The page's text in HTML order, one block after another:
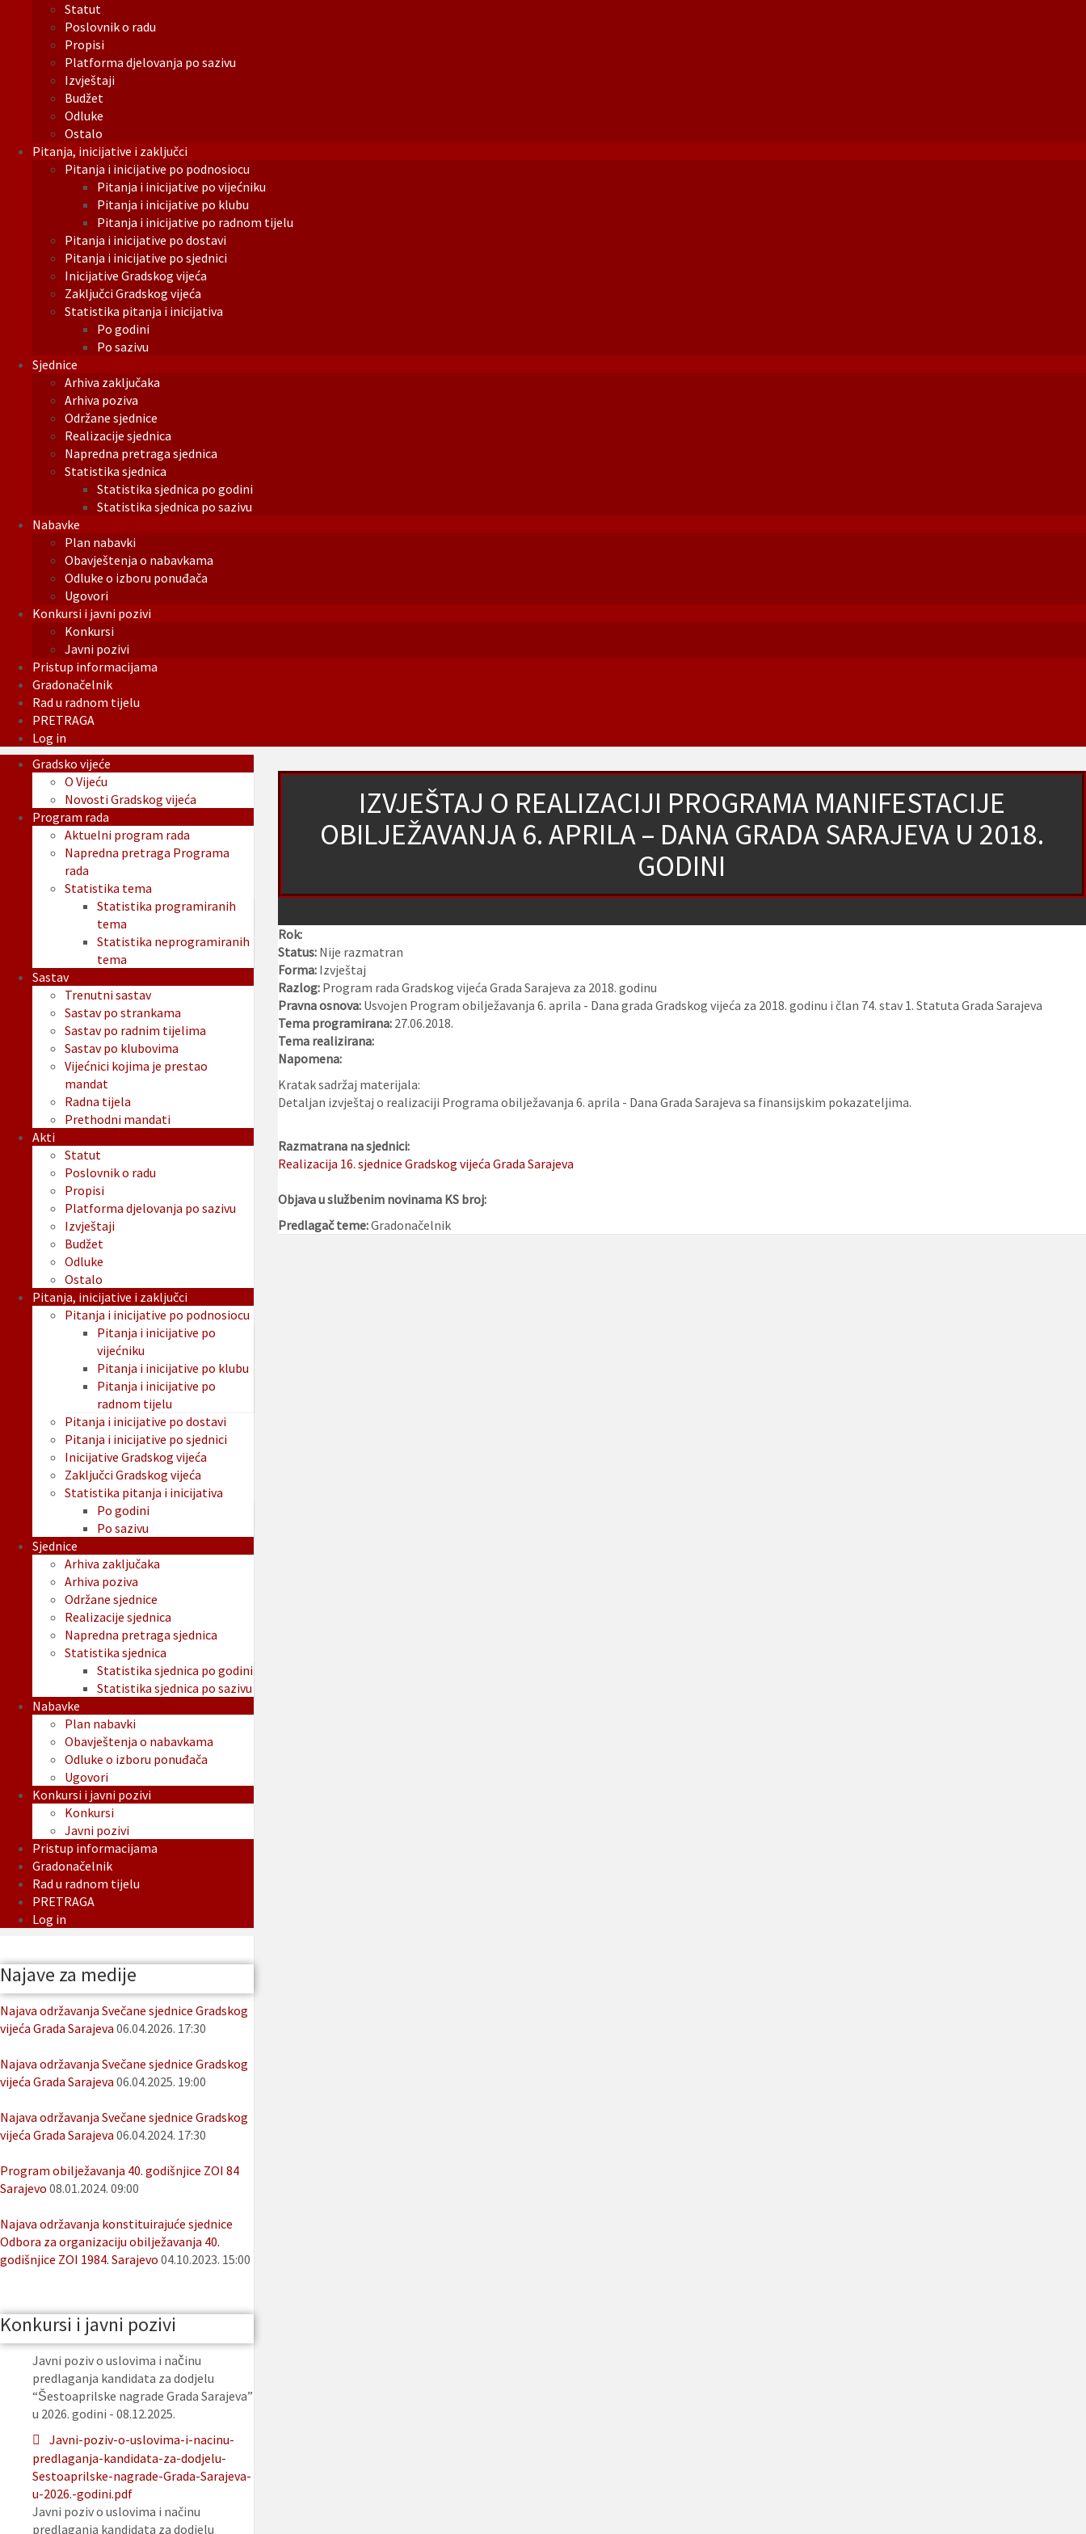
Statut
Poslovnik o radu
Propisi
Platforma djelovanja po sazivu
Izvještaji
Budžet
Odluke
Ostalo
Pitanja, inicijative i zaključci
Pitanja i inicijative po podnosiocu
Pitanja i inicijative po vijećniku
Pitanja i inicijative po klubu
Pitanja i inicijative po radnom tijelu
Pitanja i inicijative po dostavi
Pitanja i inicijative po sjednici
Inicijative Gradskog vijeća
Zaključci Gradskog vijeća
Statistika pitanja i inicijativa
Po godini
Po sazivu
Sjednice
Arhiva zaključaka
Arhiva poziva
Održane sjednice
Realizacije sjednica
Napredna pretraga sjednica
Statistika sjednica
Statistika sjednica po godini
Statistika sjednica po sazivu
Nabavke
Plan nabavki
Obavještenja o nabavkama
Odluke o izboru ponuđača
Ugovori
Konkursi i javni pozivi
Konkursi
Javni pozivi
Pristup informacijama
Gradonačelnik
Rad u radnom tijelu
PRETRAGA
Log in
IZVJEŠTAJ O REALIZACIJI PROGRAMA MANIFESTACIJE
OBILJEŽAVANJA 6. APRILA – DANA GRADA SARAJEVA U 2018.
GODINI
Rok:
Status: Nije razmatran
Forma: Izvještaj
Razlog: Program rada Gradskog vijeća Grada Sarajeva za 2018. godinu
Pravna osnova: Usvojen Program obilježavanja 6. aprila - Dana grada Gradskog vijeća za 2018. godinu i član 74. stav 1. Statuta Grada Sarajeva
Tema programirana: 27.06.2018.
Tema realizirana:
Napomena:
Kratak sadržaj materijala:
Detaljan izvještaj o realizaciji Programa obilježavanja 6. aprila - Dana Grada Sarajeva sa finansijskim pokazateljima.
Razmatrana na sjednici:
Realizacija 16. sjednice Gradskog vijeća Grada Sarajeva
Objava u službenim novinama KS broj:
Predlagač teme:Gradonačelnik
Gradsko vijeće
O Vijeću
Novosti Gradskog vijeća
Program rada
Aktuelni program rada
Napredna pretraga Programa
rada
Statistika tema
Statistika programiranih
tema
Statistika neprogramiranih
tema
Sastav
Trenutni sastav
Sastav po strankama
Sastav po radnim tijelima
Sastav po klubovima
Vijećnici kojima je prestao
mandat
Radna tijela
Prethodni mandati
Akti
Statut
Poslovnik o radu
Propisi
Platforma djelovanja po sazivu
Izvještaji
Budžet
Odluke
Ostalo
Pitanja, inicijative i zaključci
Pitanja i inicijative po podnosiocu
Pitanja i inicijative po
vijećniku
Pitanja i inicijative po klubu
Pitanja i inicijative po
radnom tijelu
Pitanja i inicijative po dostavi
Pitanja i inicijative po sjednici
Inicijative Gradskog vijeća
Zaključci Gradskog vijeća
Statistika pitanja i inicijativa
Po godini
Po sazivu
Sjednice
Arhiva zaključaka
Arhiva poziva
Održane sjednice
Realizacije sjednica
Napredna pretraga sjednica
Statistika sjednica
Statistika sjednica po godini
Statistika sjednica po sazivu
Nabavke
Plan nabavki
Obavještenja o nabavkama
Odluke o izboru ponuđača
Ugovori
Konkursi i javni pozivi
Konkursi
Javni pozivi
Pristup informacijama
Gradonačelnik
Rad u radnom tijelu
PRETRAGA
Log in
Najave za medije
Najava održavanja Svečane sjednice Gradskog
vijeća Grada Sarajeva 06.04.2026. 17:30
Najava održavanja Svečane sjednice Gradskog
vijeća Grada Sarajeva 06.04.2025. 19:00
Najava održavanja Svečane sjednice Gradskog
vijeća Grada Sarajeva 06.04.2024. 17:30
Program obilježavanja 40. godišnjice ZOI 84
Sarajevo 08.01.2024. 09:00
Najava održavanja konstituirajuće sjednice
Odbora za organizaciju obilježavanja 40.
godišnjice ZOI 1984. Sarajevo 04.10.2023. 15:00
Konkursi i javni pozivi
Javni poziv o uslovima i načinu
predlaganja kandidata za dodjelu
“Šestoaprilske nagrade Grada Sarajeva”
u 2026. godini - 08.12.2025.
Javni-poziv-o-uslovima-i-nacinu-
predlaganja-kandidata-za-dodjelu-
Sestoaprilske-nagrade-Grada-Sarajeva-
u-2026.-godini.pdf
Javni poziv o uslovima i načinu
predlaganja kandidata za dodjelu